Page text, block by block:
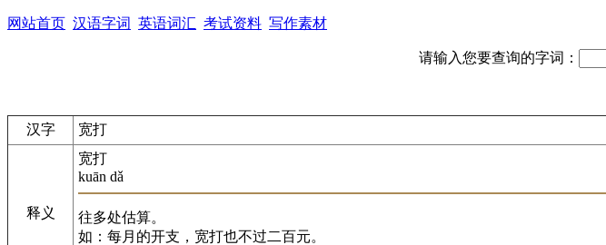
网站首页 汉语字词 英语词汇 考试资料 写作素材
请输入您要查询的字词：
汉字 宽打
释义
宽打
kuān dǎ
往多处估算。
如：每月的开支，宽打也不过二百元。